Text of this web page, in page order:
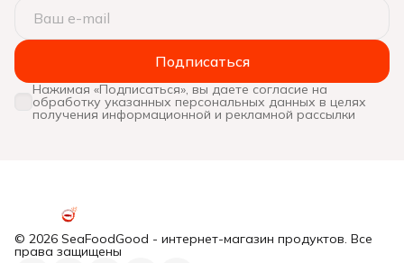
Подписаться
Нажимая «Подписаться», вы даете согласие на
обработку указанных персональных данных в целях
получения информационной и рекламной рассылки
© 2026 SeaFoodGood - интернет-магазин продуктов. Все
права защищены